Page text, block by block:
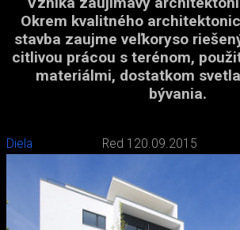
Okrem kvalitného
stavba zaujme veľkoryso
citlivou prácou s terénom,
materiálmi, dostatkom
bývania.
Diela Red 1 20.09.2015